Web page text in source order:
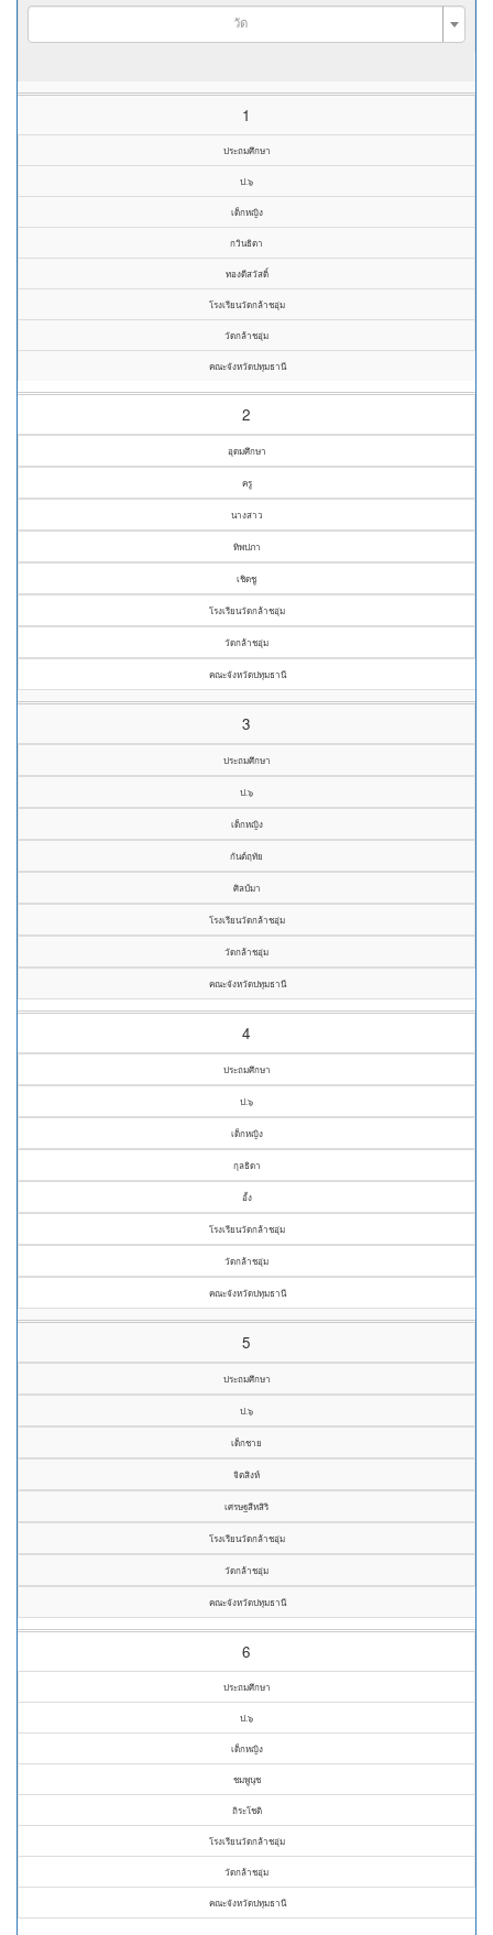
วัด
1
ประถมศึกษา
ป.๖
เด็กหญิง
กวินธิตา
ทองดีสวัสดิ์
โรงเรียนวัดกล้าชอุ่ม
วัดกล้าชอุ่ม
คณะจังหวัดปทุมธานี
2
อุดมศึกษา
ครู
นางสาว
ทิพปภา
เชิดชู
โรงเรียนวัดกล้าชอุ่ม
วัดกล้าชอุ่ม
คณะจังหวัดปทุมธานี
3
ประถมศึกษา
ป.๖
เด็กหญิง
กันต์ฤทัย
ศิลป์มา
โรงเรียนวัดกล้าชอุ่ม
วัดกล้าชอุ่ม
คณะจังหวัดปทุมธานี
4
ประถมศึกษา
ป.๖
เด็กหญิง
กุลธิดา
อั้ง
โรงเรียนวัดกล้าชอุ่ม
วัดกล้าชอุ่ม
คณะจังหวัดปทุมธานี
5
ประถมศึกษา
ป.๖
เด็กชาย
จิตสิงห์
เศรษฐสีหสิริ
โรงเรียนวัดกล้าชอุ่ม
วัดกล้าชอุ่ม
คณะจังหวัดปทุมธานี
6
ประถมศึกษา
ป.๖
เด็กหญิง
ชมพูนุช
ถิระโชติ
โรงเรียนวัดกล้าชอุ่ม
วัดกล้าชอุ่ม
คณะจังหวัดปทุมธานี